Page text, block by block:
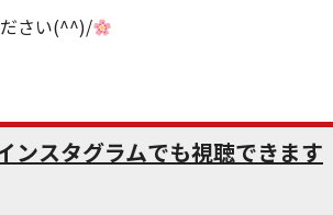
さい(^^)/
スタグラムでも視聴できます